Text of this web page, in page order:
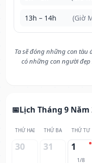
13h – 14h (Giờ
Ta sẽ đóng những con
có những con người
Lịch Tháng 9 Năm
THỨ HAI THỨ BA THỨ TƯ
30 31 1
1/8